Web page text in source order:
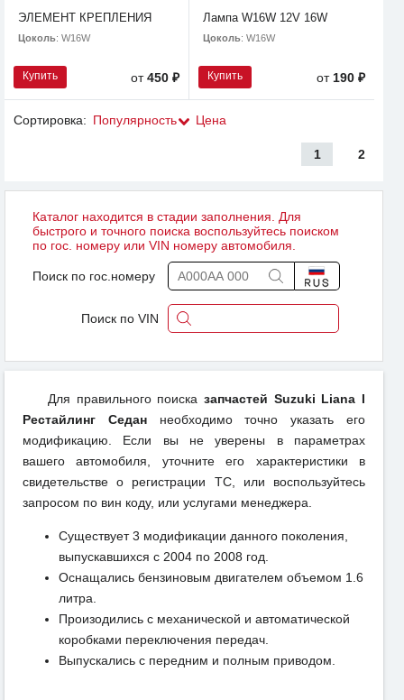
ЭЛЕМЕНТ КРЕПЛЕНИЯ
Цоколь: W16W
Купить от450 ₽
Лампа W16W 12V 16W
Цоколь: W16W
Купить от190 ₽
Сортировка: Популярность Цена
1 2
Каталог находится в стадии заполнения. Для
быстрого и точного поиска воспользуйтесь поиском
по гос. номеру или VIN номеру автомобиля.
Поиск по гос.номеру
Поиск по VIN
Для правильного поиска запчастей Suzuki Liana I
Рестайлинг Седаннеобходимо точно указать его
модификацию. Если вы не уверены в параметрах
вашего автомобиля, уточните его характеристики в
свидетельстве о регистрации ТС, или воспользуйтесь
запросом по вин коду, или услугами менеджера.
Существует 3 модификации данного поколения,
выпускавшихся с 2004 по 2008 год.
Оснащались бензиновым двигателем объемом 1.6
литра.
Произодились с механической и автоматической
коробками переключения передач.
Выпускались с передним и полным приводом.